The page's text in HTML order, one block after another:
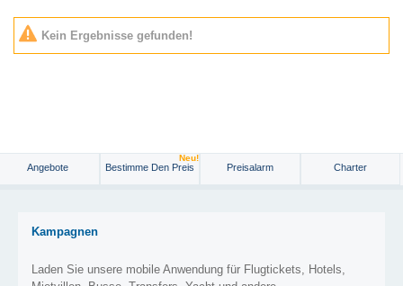
Kein Ergebnisse gefunden!
Angebote Bestimme Den Preis
Neu!
Preisalarm Charter
Kampagnen
Laden Sie unsere mobile Anwendung für Flugtickets, Hotels,